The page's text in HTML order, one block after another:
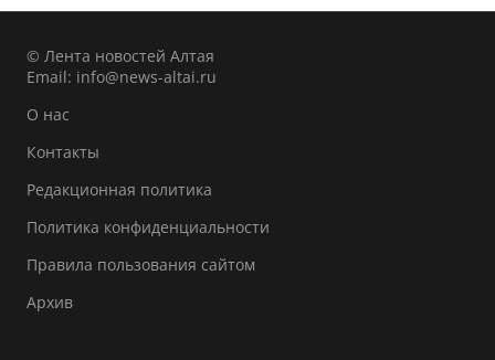
© Лента новостей Алтая
Email: info@news-altai.ru
О нас
Контакты
Редакционная политика
Политика конфиденциальности
Правила пользования сайтом
Архив